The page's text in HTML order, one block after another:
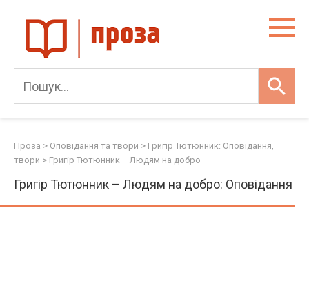
content
Проза > Оповідання та твори > Григір Тютюнник: Оповідання,
твори > Григір Тютюнник – Людям на добро
Григір Тютюнник – Людям на добро: Оповідання